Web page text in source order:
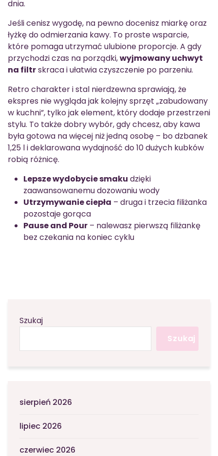
dnia.
Jeśli cenisz wygodę, na pewno docenisz miarkę oraz
łyżkę do odmierzania kawy. To proste wsparcie,
które pomaga utrzymać ulubione proporcje. A gdy
przychodzi czas na porządki,wyjmowany uchwyt
na filtrskraca i ułatwia czyszczenie po parzeniu.
Retro charakter i stal nierdzewna sprawiają, że
ekspres nie wygląda jak kolejny sprzęt „zabudowany
w kuchni”, tylko jak element, który dodaje przestrzeni
stylu. To także dobry wybór, gdy chcesz, aby kawa
była gotowa na więcej niż jedną osobę – bo dzbanek
1,25 l i deklarowana wydajność do 10 dużych kubków
robią różnicę.
Lepsze wydobycie smaku dzięki
zaawansowanemu dozowaniu wody
Utrzymywanie ciepła – druga i trzecia filiżanka
pozostaje gorąca
Pause and Pour – nalewasz pierwszą filiżankę
bez czekania na koniec cyklu
Szukaj
Szukaj
sierpień 2026
lipiec 2026
czerwiec 2026